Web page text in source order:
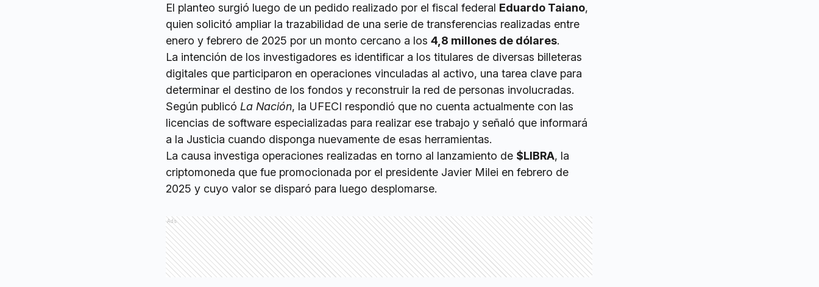
El planteo surgió luego de un pedido realizado por el fiscal federal Eduardo Taiano,
quien solicitó ampliar la trazabilidad de una serie de transferencias realizadas entre
enero y febrero de 2025 por un monto cercano a los 4,8 millones de dólares.
La intención de los investigadores es identificar a los titulares de diversas billeteras
digitales que participaron en operaciones vinculadas al activo, una tarea clave para
determinar el destino de los fondos y reconstruir la red de personas involucradas.
Según publicó La Nación, la UFECI respondió que no cuenta actualmente con las
licencias de software especializadas para realizar ese trabajo y señaló que informará
a la Justicia cuando disponga nuevamente de esas herramientas.
La causa investiga operaciones realizadas en torno al lanzamiento de $LIBRA, la
criptomoneda que fue promocionada por el presidente Javier Milei en febrero de
2025 y cuyo valor se disparó para luego desplomarse.
Ads